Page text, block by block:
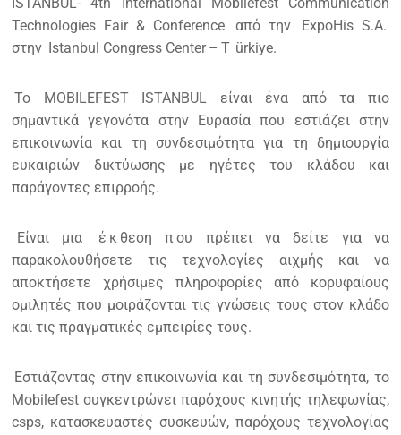
Technologies Fair & Conference
από την
ExpoHis S.A.
στην Istanbul Congress Center – T ürkiye.
Το MOBILEFEST ISTANBUL είναι ένα από τα πιο
σημαντικά γεγονότα στην Ευρασία που εστιάζει στην
επικοινωνία και τη συνδεσιμότητα για τη δημιουργία
ευκαιριών δικτύωσης με ηγέτες του κλάδου και
παράγοντες επιρροής.
Είναι μια έ κ θεση που πρέπει να δείτε για να
παρακολουθήσετε τις τεχνολογίες αιχμής και να
αποκτήσετε χρήσιμες πληροφορίες από κορυφαίους
ομιλητές που μοιράζονται τις γνώσεις τους στον κλάδο
και τις πραγματικές εμπειρίες τους.
Εστιάζοντας στην επικοινωνία και τη συνδεσιμότητα, το
Mobilefest συγκεντρώνει παρόχους κινητής τηλεφωνίας,
csps, κατασκευαστές συσκευών, παρόχους τεχνολογίας